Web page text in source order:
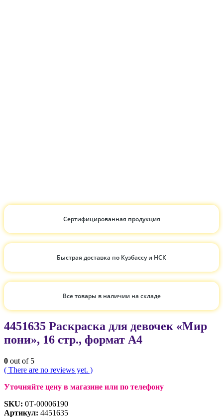
Сертифицированная продукция
Быстрая доставка по Кузбассу и НСК
Все товары в наличии на складе
4451635 Раскраска для девочек «Мир
пони», 16 стр., формат А4
0 out of 5
( There are no reviews yet. )
Уточняйте цену в магазине или по телефону
SKU: 0Т-00006190
Артикул: 4451635